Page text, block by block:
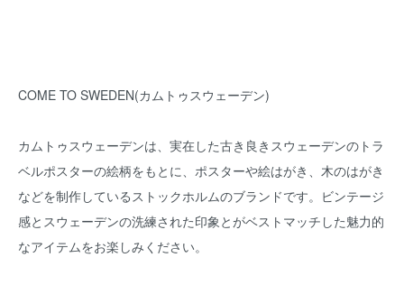
COME TO SWEDEN(カムトゥスウェーデン)
カムトゥスウェーデンは、実在した古き良きスウェーデンのトラ
ベルポスターの絵柄をもとに、ポスターや絵はがき、木のはがき
などを制作しているストックホルムのブランドです。ビンテージ
感とスウェーデンの洗練された印象とがベストマッチした魅力的
なアイテムをお楽しみください。